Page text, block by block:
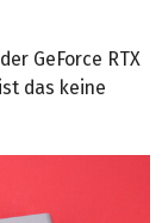
GeForce RTX
das keine